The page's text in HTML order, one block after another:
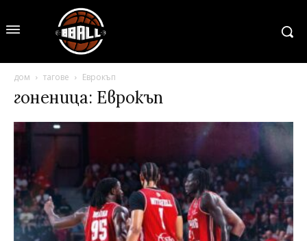
дом тагове Еврокъп
гоненица: Еврокъп